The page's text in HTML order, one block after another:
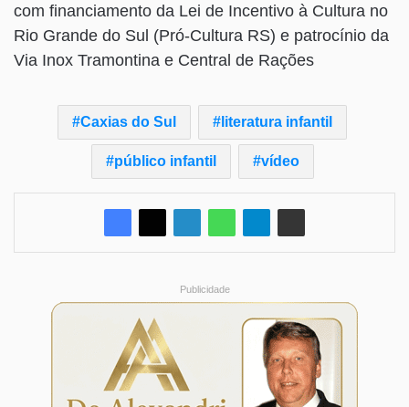
com financiamento da Lei de Incentivo à Cultura no
Rio Grande do Sul (Pró-Cultura RS) e patrocínio da
Via Inox Tramontina e Central de Rações
Caxias do Sul literatura infantil
público infantil vídeo
Publicidade